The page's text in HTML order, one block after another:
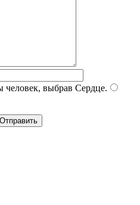
человек, выбрав Сердце.